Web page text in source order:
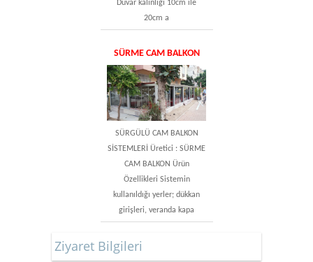
Duvar kalınlığı 10cm ile
20cm a
SÜRME CAM BALKON
SÜRGÜLÜ CAM BALKON
SİSTEMLERİ Üretici : SÜRME
CAM BALKON Ürün
Özellikleri Sistemin
kullanıldığı yerler; dükkan
girişleri, veranda kapa
Ziyaret Bilgileri